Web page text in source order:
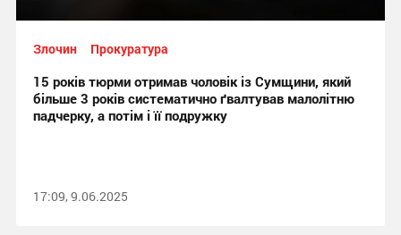
Злочин Прокуратура
15 років тюрми отримав чоловік із Сумщини, який
більше 3 років систематично ґвалтував малолітню
падчерку, а потім і її подружку
17:09, 9.06.2025